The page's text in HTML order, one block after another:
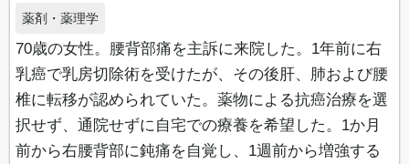
薬剤・薬理学
70歳の女性。腰背部痛を主訴に来院した。1年前に右
乳癌で乳房切除術を受けたが、その後肝、肺および腰
椎に転移が認められていた。薬物による抗癌治療を選
択せず、通院せずに自宅での療養を希望した。1か月
前から右腰背部に鈍痛を自覚し、1週前から増強する